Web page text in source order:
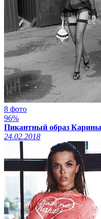
8 фото
96%
Пикантный образ Карины
24.02.2018